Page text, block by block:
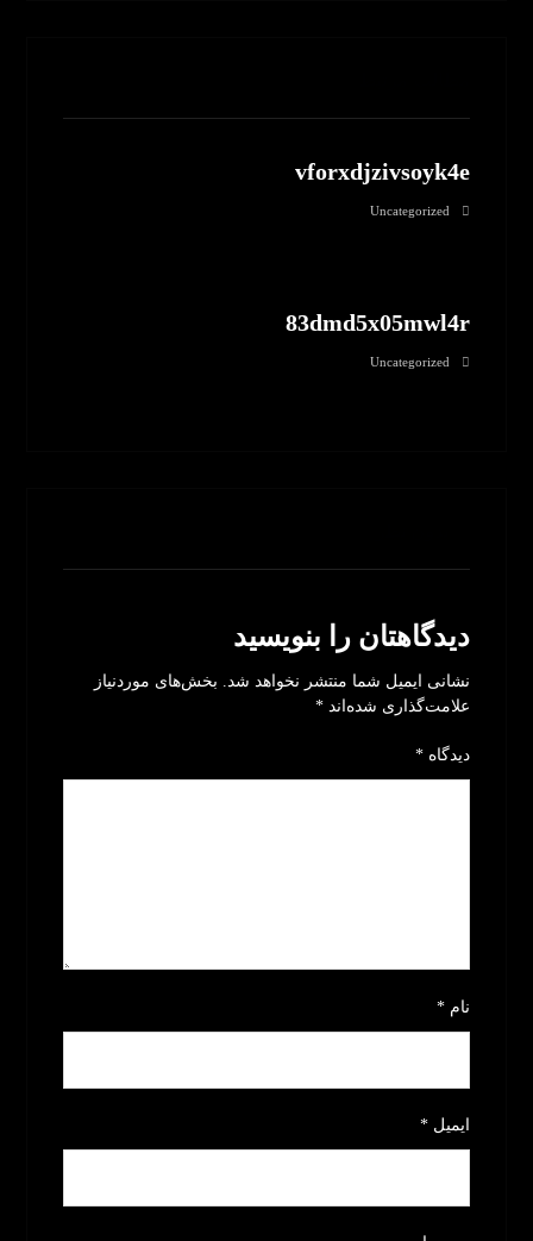
vforxdjzivsoyk4e
Uncategorized
83dmd5x05mwl4r
Uncategorized
دیدگاهتان را بنویسید
نشانی ایمیل شما منتشر نخواهد شد. بخش‌های موردنیاز
علامت‌گذاری شده‌اند*
دیدگاه*
نام*
ایمیل*